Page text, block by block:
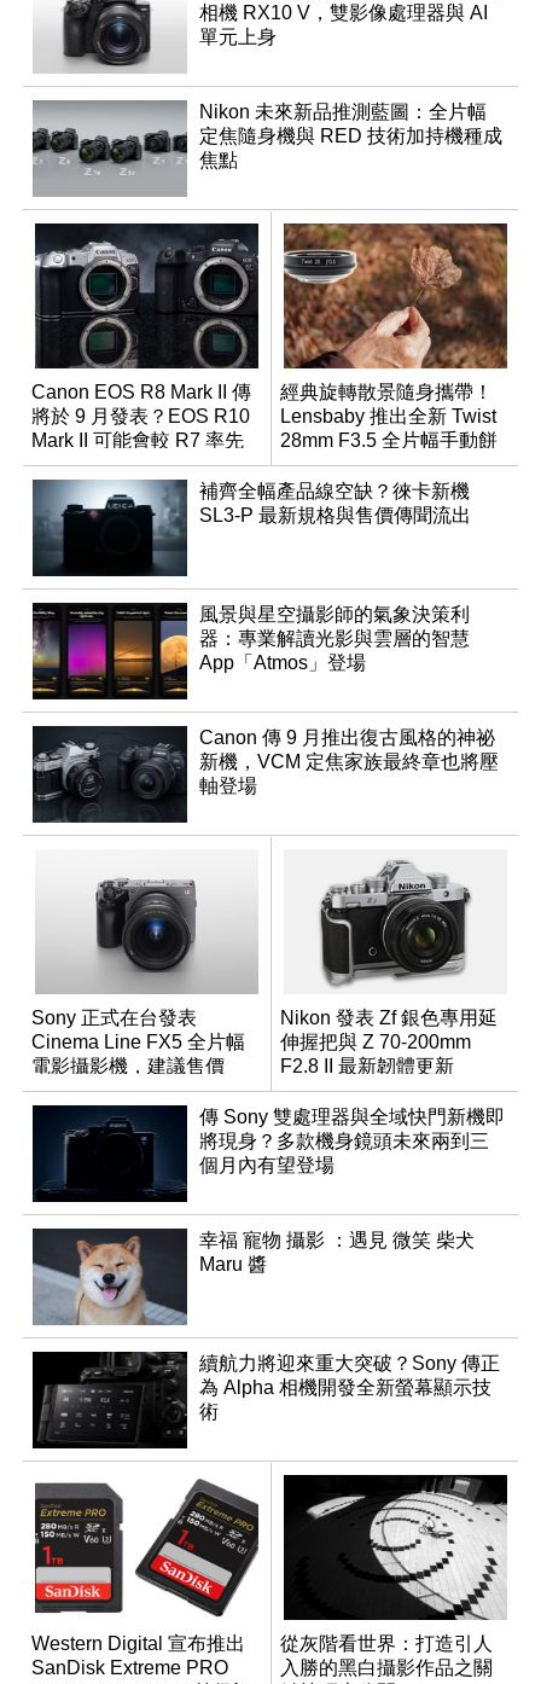
相機 RX10 V，雙影像處理器與 AI
單元上身
Nikon 未來新品推測藍圖：全片幅
定焦隨身機與 RED 技術加持機種成
焦點
Canon EOS R8 Mark II 傳
將於 9 月發表？EOS R10
Mark II 可能會較 R7 率先
推出
經典旋轉散景隨身攜帶！
Lensbaby 推出全新 Twist
28mm F3.5 全片幅手動餅
乾鏡
補齊全幅產品線空缺？徠卡新機
SL3-P 最新規格與售價傳聞流出
風景與星空攝影師的氣象決策利
器：專業解讀光影與雲層的智慧
App「Atmos」登場
Canon 傳 9 月推出復古風格的神祕
新機，VCM 定焦家族最終章也將壓
軸登場
Sony 正式在台發表
Cinema Line FX5 全片幅
電影攝影機，建議售價
NT$144,980
Nikon 發表 Zf 銀色專用延
伸握把與 Z 70-200mm
F2.8 II 最新韌體更新
傳 Sony 雙處理器與全域快門新機即
將現身？多款機身鏡頭未來兩到三
個月內有望登場
幸福 寵物 攝影 ：遇見 微笑 柴犬
Maru 醬
續航力將迎來重大突破？Sony 傳正
為 Alpha 相機開發全新螢幕顯示技
術
Western Digital 宣布推出
SanDisk Extreme PRO
從灰階看世界：打造引人
入勝的黑白攝影作品之關